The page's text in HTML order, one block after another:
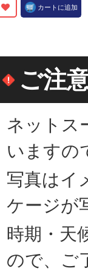
カートに追加
ご注
ネットス
いますの
写真はイ
ケージが
時期・天
ので、ご